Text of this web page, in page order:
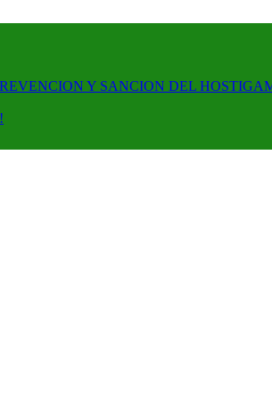
Y SANCION DEL